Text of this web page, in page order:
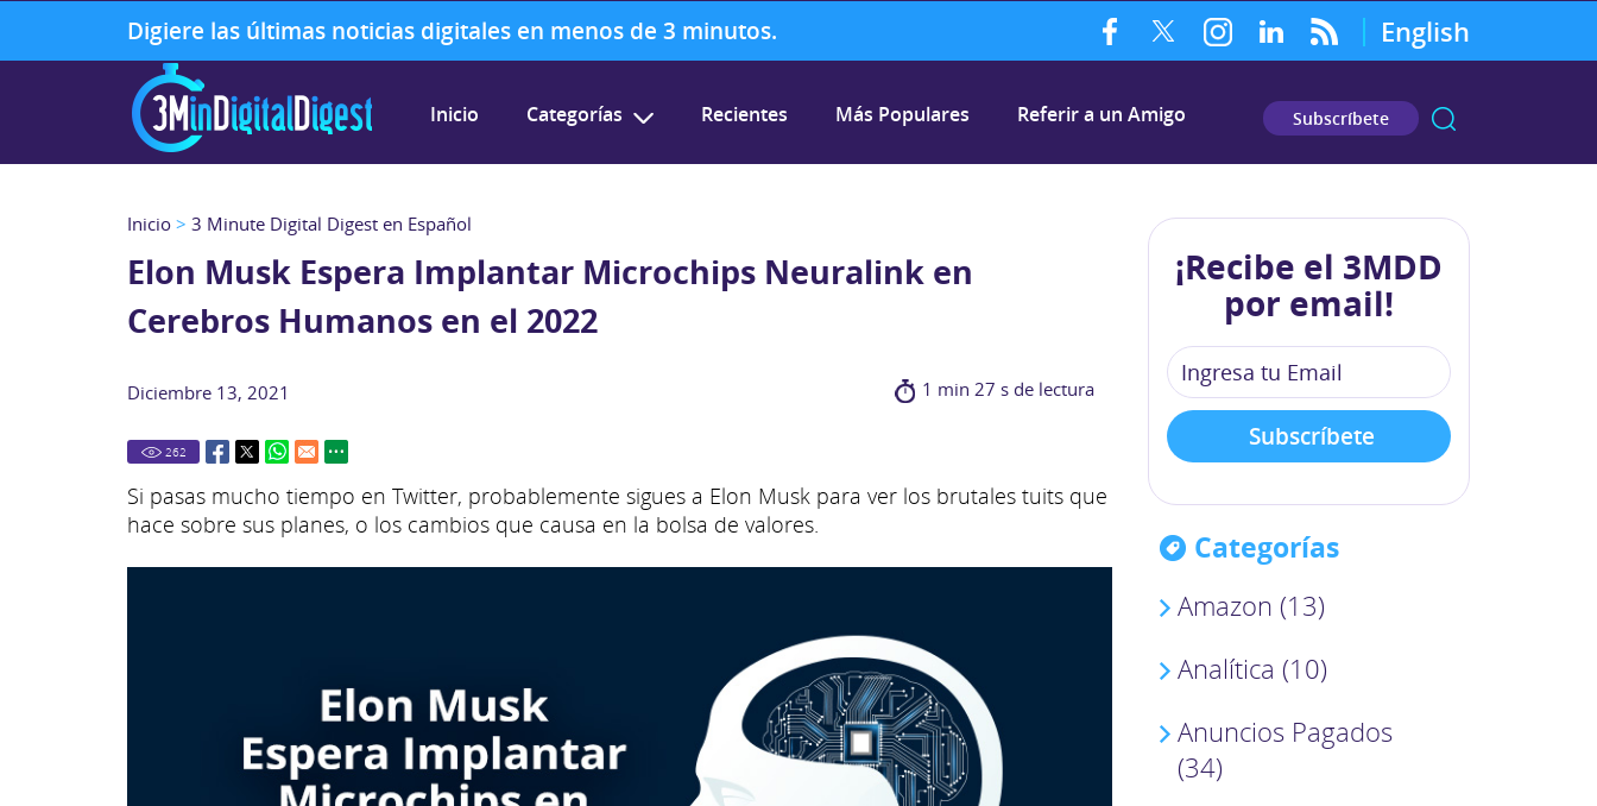
Digiere las últimas noticias digitales en menos de 3 minutos. English
Inicio Categorías Recientes Más Populares Referir a un Amigo Subscríbete
Inicio > 3 Minute Digital Digest en Español
Elon Musk Espera Implantar Microchips Neuralink en
Cerebros Humanos en el 2022
Diciembre 13, 2021 1 min 27 s de lectura
262
Si pasas mucho tiempo en Twitter, probablemente sigues a Elon Musk para ver los brutales tuits que
hace sobre sus planes, o los cambios que causa en la bolsa de valores.
¡Recibe el 3MDD
por email!
Categorías
Amazon (13)
Analítica (10)
Anuncios Pagados
(34)